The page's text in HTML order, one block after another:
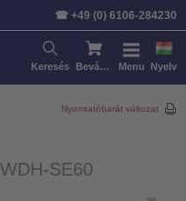
☎ +49 (0) 6106-284230
Keresés Bevásárlókosár Menu Nyelv
Nyomtatóbarát változat
SE60